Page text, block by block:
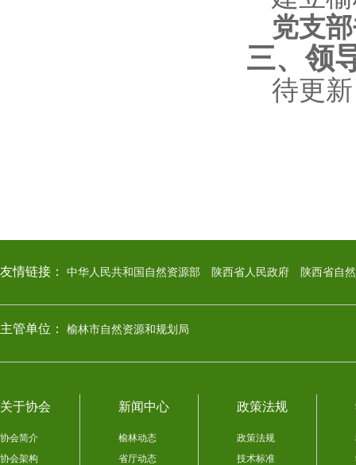
党支
三、领
待更新
友情链接： 中华人民共和国自然资源部 陕西省人民政府 陕西省自
主管单位： 榆林市自然资源和规划局
关于协会
协会简介
协会架构
新闻中心
榆林动态
省厅动态
政策法规
政策法规
技术标准